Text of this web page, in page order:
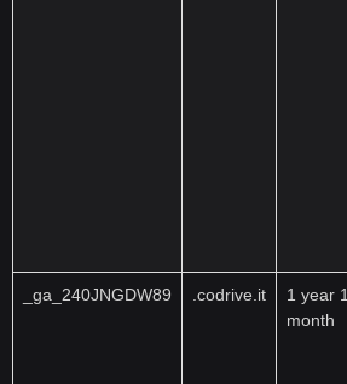
_ga_240JNGDW89 .codrive.it
1 year 1
month